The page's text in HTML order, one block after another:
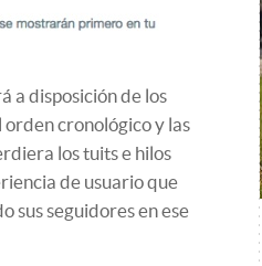
a disposición de los
cronológico y las
los tuits e hilos
de usuario que
sus seguidores en ese